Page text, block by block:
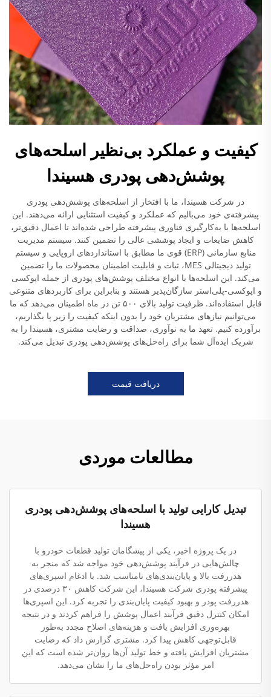
کیفیت و عملکرد بی‌نظیر اسلحه‌های
پوشش‌دهی پودری هسیندا
در شرکت هسیندا، ما با افتخار از اسلحه‌های پوشش‌دهی پودری
پیشرفته‌ی خود می‌بالیم که عملکرد و کیفیت استثنایی ارائه می‌دهند. این
اسلحه‌ها با به‌کارگیری فناوری پیشرفته طراحی شده‌اند تا اعمال دقیق‌تر،
کاهش ضایعات و ایجاد پوششی عالی را تضمین کنند. سیستم مدیریت
منابع سازمانی (ERP) قوی ما مطابق با استانداردهای اروپایی و سیستم
تولید دیجیتالی MES، ثبات و قابلیت اطمینان محصولات ما را تضمین
می‌کند. این اسلحه‌ها با انواع مختلف پوشش‌های پودری از جمله اپوکسی
و اپوکسی-پلی‌استر سازگان‌پذیر هستند و بنابراین برای کاربردهای متنوعی
قابل استفاده‌اند. ظرفیت تولید بالای ۵۰۰ تن در ماه اطمینان می‌دهد که ما
می‌توانیم نیازهای مشتریان خود را بدون اینکه کیفیت را زیر پا بگذاریم،
برآورده کنیم. تعهد ما به نوآوری، صداقت و رضایت مشتری، هسیندا را به
شریک ایده‌آل شما برای راه‌حل‌های پوشش‌دهی پودری تبدیل می‌کند.
دریافت قیمت
مطالعات موردی
تبدیل کارایی تولید با اسلحه‌های پوشش‌دهی پودری
هسیندا
در یک پروژه اخیر، یکی از پیشگامان تولید قطعات خودرو با
چالش‌هایی در فرآیند پوشش‌دهی خود مواجه شد که منجر به
هدررفت بالا و پایان‌بندی‌های نامناسب شد. با ادغام اسپری‌های
پیشرفته پودری شرکت هسیندا، این شرکت کاهش ۳۰ درصدی در
هدررفت پودر و بهبود کیفیت پایان‌بندی را تجربه کرد. این اسپری‌ها
امکان کنترل دقیق فرآیند اعمال پوشش را فراهم کردند و در نتیجه
بهره‌وری افزایش یافت و هزینه‌های اصلاح مجدد به‌طور
قابل‌توجهی کاهش پیدا کرد. مشتری گزارش داد که رضایت
مشتریان افزایش یافته و خط تولید آن‌ها روان‌تر شده است که این
امر مؤثر بودن راه‌حل‌های ما را نشان می‌دهد.